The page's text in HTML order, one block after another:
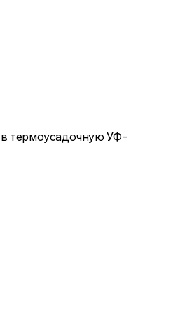
термоусадочную УФ-